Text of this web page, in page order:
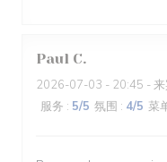
Paul C
2026-07-03 - 20:45 -
服务 : 5/5 氛围 : 4/5 菜